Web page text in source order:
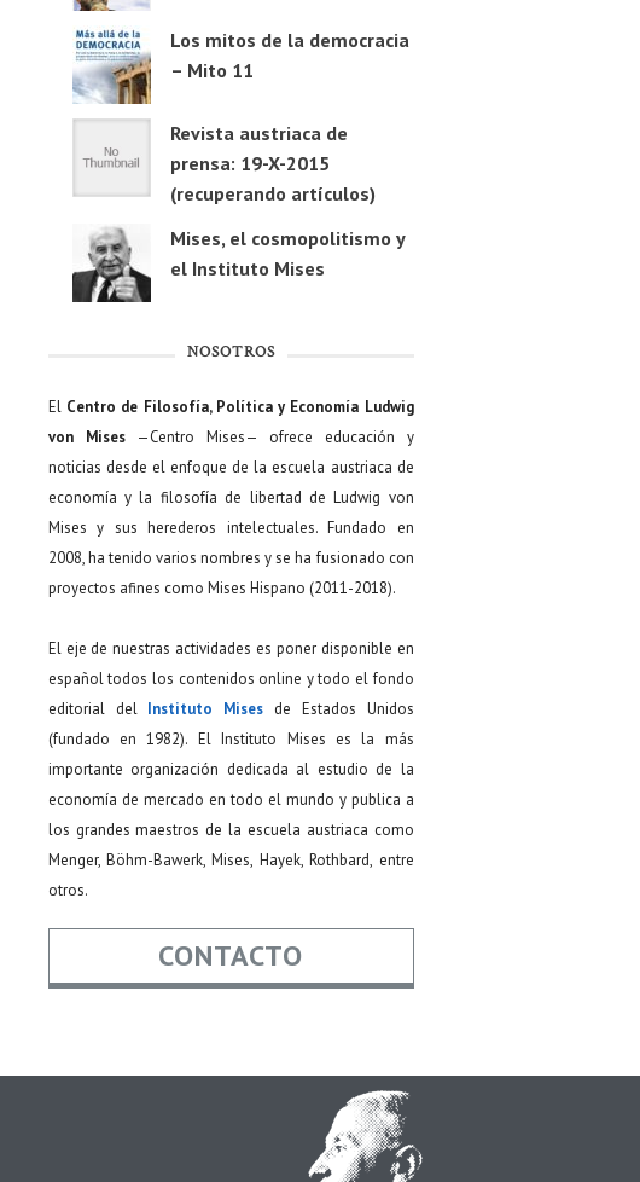
Los mitos de la democracia
– Mito 11
Revista austriaca de
prensa: 19-X-2015
(recuperando artículos)
Mises, el cosmopolitismo y
el Instituto Mises
NOSOTROS
El Centro de Filosofía, Política y Economía Ludwig
von Mises—Centro Mises— ofrece educación y
noticias desde el enfoque de la escuela austriaca de
economía y la filosofía de libertad de Ludwig von
Mises y sus herederos intelectuales. Fundado en
2008, ha tenido varios nombres y se ha fusionado con
proyectos afines como Mises Hispano (2011-2018).
El eje de nuestras actividades es poner disponible en
español todos los contenidos online y todo el fondo
editorial del Instituto Mises de Estados Unidos
(fundado en 1982). El Instituto Mises es la más
importante organización dedicada al estudio de la
economía de mercado en todo el mundo y publica a
los grandes maestros de la escuela austriaca como
Menger, Böhm-Bawerk, Mises, Hayek, Rothbard, entre
otros.
CONTACTO